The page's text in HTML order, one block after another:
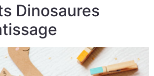
Dinosaures